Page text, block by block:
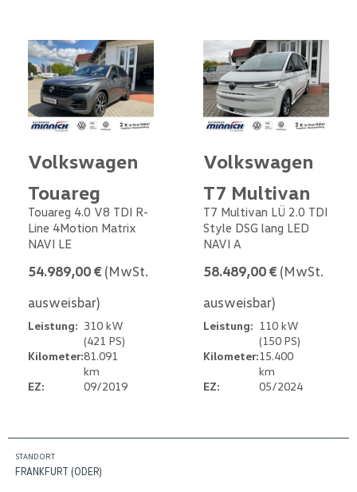
Volkswagen
Touareg
Touareg 4.0 V8 TDI R-
Line 4Motion Matrix
NAVI LE
54.989,00 € (MwSt.
ausweisbar)
Leistung: 310 kW
(421 PS)
Kilometer:81.091
km
EZ:
09/2019
Volkswagen
T7 Multivan
T7 Multivan LÜ 2.0 TDI
Style DSG lang LED
NAVI A
58.489,00 € (MwSt.
ausweisbar)
Leistung: 110 kW
(150 PS)
Kilometer:15.400
km
EZ:
05/2024
STANDORT
FRANKFURT (ODER)